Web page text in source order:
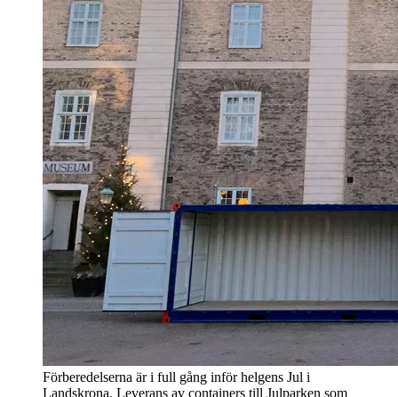
Förberedelserna är i full gång inför helgens Jul i
Landskrona. Leverans av containers till Julparken som